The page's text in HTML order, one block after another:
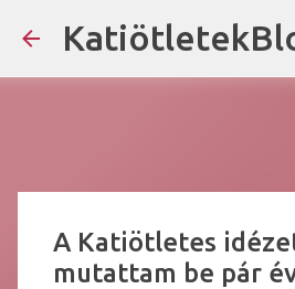
A Katiötletes
mutattam be pár